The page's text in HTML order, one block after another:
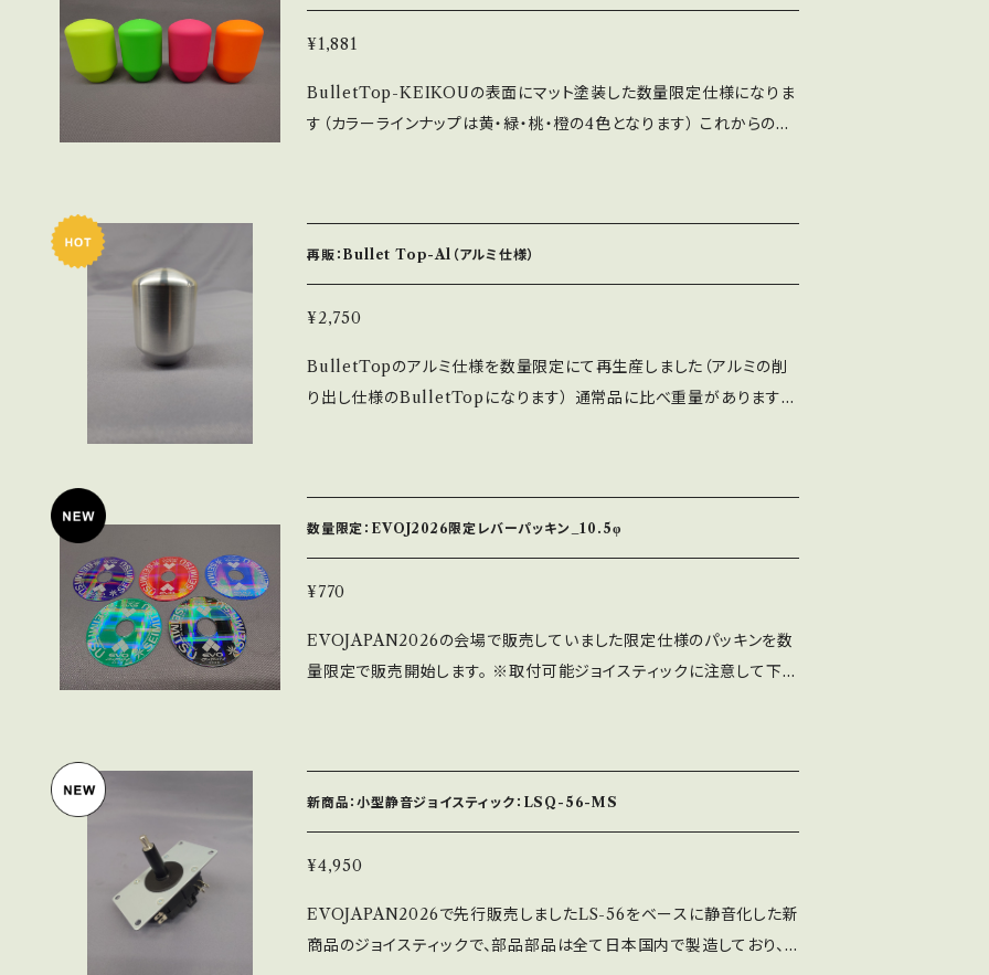
¥1,881
BulletTop-KEIKOUの表面にマット塗装した数量限定仕様になりま
す（カラーラインナップは黄・緑・桃・橙の4色となります） これからの季
再販：Bullet Top-Al（アルミ仕様）
¥2,750
BulletTopのアルミ仕様を数量限定にて再生産しました（アルミの削
り出し仕様のBulletTopになります） 通常品に比べ重量がありますの
数量限定：EVOJ2026限定レバーパッキン_10.5φ
¥770
EVOJAPAN2026の会場で販売していました限定仕様のパッキンを数
量限定で販売開始します。 ※取付可能ジョイスティックに注意して下さ
新商品：小型静音ジョイスティック：LSQ-56-MS
¥4,950
EVOJAPAN2026で先行販売しましたLS-56をベースに静音化した新
商品のジョイスティックで、部品部品は全て日本国内で製造しており、